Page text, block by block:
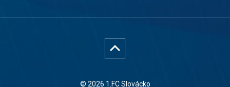
© 2026 1.FC Slovácko